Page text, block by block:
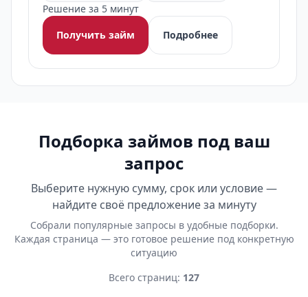
Решение за 5 минут
Получить займ
Подробнее
Подборка займов под ваш
запрос
Выберите нужную сумму, срок или условие —
найдите своё предложение за минуту
Собрали популярные запросы в удобные подборки.
Каждая страница — это готовое решение под конкретную
ситуацию
Всего страниц: 127